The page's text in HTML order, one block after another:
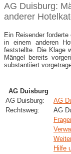
AG Duisburg:
anderer
Ein Reisender
in einem anderen
feststellte. Die Klage
Mängel bereits
substantiiert
AG Duisburg
AG Duisburg:
AG
Rechtsweg:
AG
Hilfe